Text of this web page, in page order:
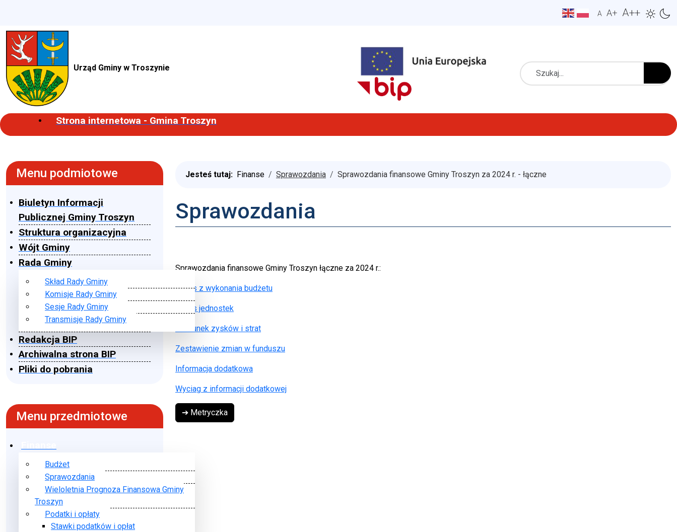
A A+ A++
Urząd Gminy w Troszynie
Szukaj
Strona internetowa - Gmina Troszyn
Menu podmiotowe
Biuletyn Informacji
Publicznej Gminy Troszyn
Struktura organizacyjna
Wójt Gminy
Rada Gminy
Skład Rady Gminy
Komisje Rady Gminy
Sesje Rady Gminy
Transmisje Rady Gminy
Redakcja BIP
Archiwalna strona BIP
Pliki do pobrania
Menu przedmiotowe
Budżet
Sprawozdania
Wieloletnia Prognoza Finansowa Gminy
Troszyn
Podatki i opłaty
Stawki podatków i opłat
Jesteś tutaj: Finanse Sprawozdania Sprawozdania finansowe Gminy Troszyn za 2024 r. - łączne
Sprawozdania
Sprawozdania finansowe Gminy Troszyn łączne za 2024 r.:
Bilans z wykonania budżetu
Bilans jednostek
Rachunek zysków i strat
Zestawienie zmian w funduszu
Informacja dodatkowa
Wyciag z informacji dodatkowej
➔ Metryczka